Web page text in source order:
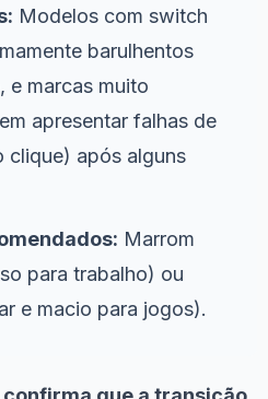
Modelos com switch
barulhentos
e marcas muito
apresentar falhas de
clique) após alguns
Marrom
para trabalho) ou
e macio para jogos).